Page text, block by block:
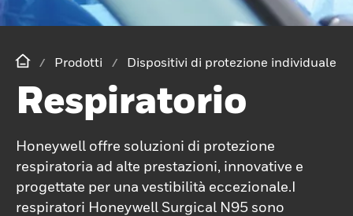
Prodotti Dispositivi di protezione individuale
Respiratorio
Honeywell offre soluzioni di protezione
respiratoria ad alte prestazioni, innovative e
progettate per una vestibilità eccezionale.I
respiratori Honeywell Surgical N95 sono